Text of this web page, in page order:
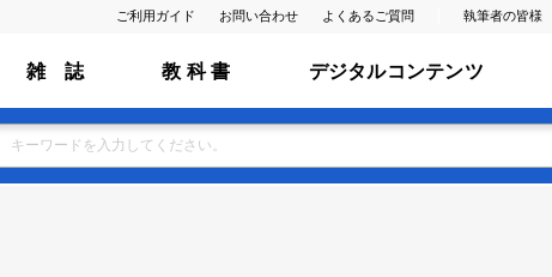
ご利用ガイド お問い合わせ よくあるご質問 執筆者の皆様
雑 誌 教 科 書 デジタルコンテンツ